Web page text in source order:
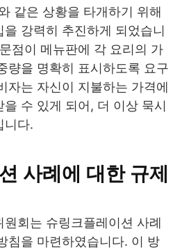
같은 상황을 타개하기 위해
강력히 추진하게 되었습니
점이 메뉴판에 각 요리의 가
량을 명확히 표시하도록 요구
자는 자신이 지불하는 가격에
수 있게 되어, 더 이상 묵시
니다.
사례에 대한 규제
회는 슈링크플레이션 사례
침을 마련하였습니다. 이 방